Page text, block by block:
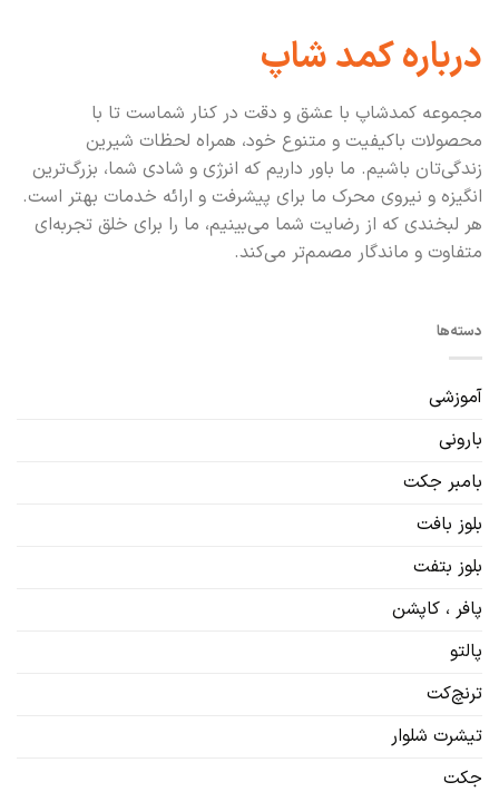
درباره کمد شاپ
مجموعه کمدشاپ با عشق و دقت در کنار شماست تا با
محصولات باکیفیت و متنوع خود، همراه لحظات شیرین
زندگی‌تان باشیم. ما باور داریم که انرژی و شادی شما، بزرگ‌ترین
انگیزه و نیروی محرک ما برای پیشرفت و ارائه خدمات بهتر است.
هر لبخندی که از رضایت شما می‌بینیم، ما را برای خلق تجربه‌ای
متفاوت و ماندگار مصمم‌تر می‌کند.
دسته‌ها
آموزشی
بارونی
بامبر جکت
بلوز بافت
بلوز بتفت
پافر ، کاپشن
پالتو
ترنچ‌کت
تیشرت شلوار
جکت